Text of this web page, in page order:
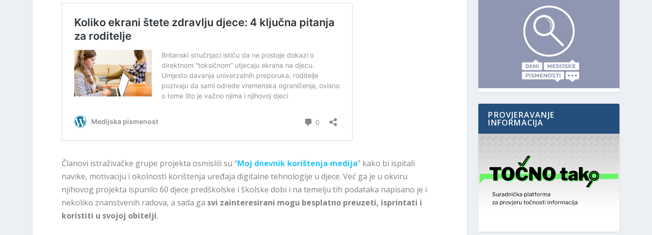
Članovi istraživačke grupe projekta osmislili su “Moj dnevnik korištenja medija” kako bi ispitali
navike, motivaciju i okolnosti korištenja uređaja digitalne tehnologije u djece. Već ga je u okviru
njihovog projekta ispunilo 60 djece predškolske i školske dobi i na temelju tih podataka napisano je i
nekoliko znanstvenih radova, a sada ga svi zainteresirani mogu besplatno preuzeti, isprintati i
koristiti u svojoj obitelji.
PROVJERAVANJE
INFORMACIJA